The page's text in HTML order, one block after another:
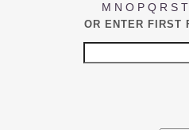
M N O P Q R S T
OR ENTER FIRST